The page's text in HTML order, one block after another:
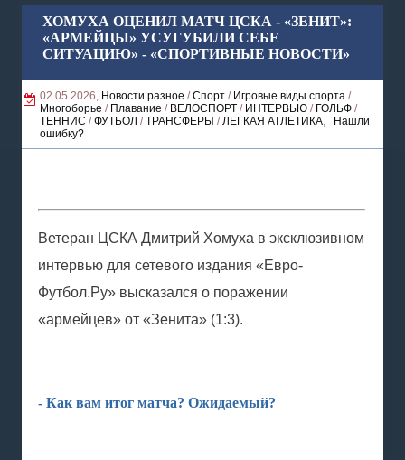
ХОМУХА ОЦЕНИЛ МАТЧ ЦСКА - «ЗЕНИТ»:
«АРМЕЙЦЫ» УСУГУБИЛИ СЕБЕ
СИТУАЦИЮ» - «СПОРТИВНЫЕ НОВОСТИ»
02.05.2026, Новости разное /Спорт / Игровые виды спорта /
Многоборье / Плавание / ВЕЛОСПОРТ / ИНТЕРВЬЮ / ГОЛЬФ /
ТЕННИС /ФУТБОЛ /ТРАНСФЕРЫ /ЛЕГКАЯ АТЛЕТИКА,
Нашли
ошибку?
Ветеран ЦСКА Дмитрий Хомуха в эксклюзивном
интервью для сетевого издания «Евро-
Футбол.Ру» высказался о поражении
«армейцев» от «Зенита» (1:3).
- Как вам итог матча? Ожидаемый?